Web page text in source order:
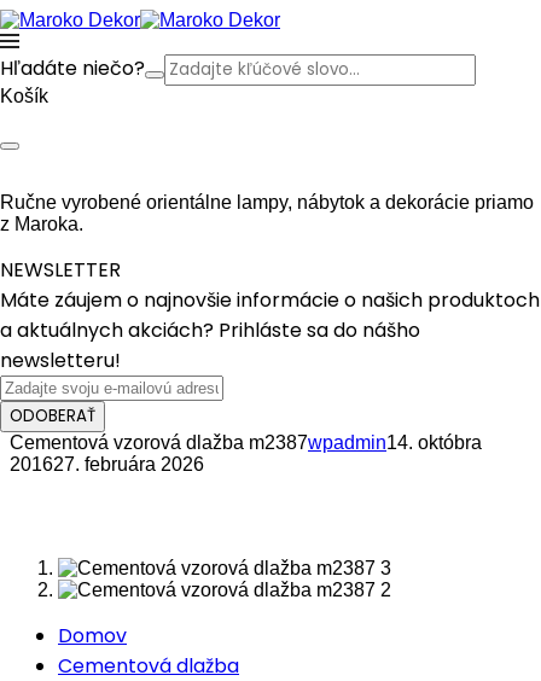
Hľadáte niečo?
Košík
Ručne vyrobené orientálne lampy, nábytok a dekorácie priamo
z Maroka.
NEWSLETTER
Máte záujem o najnovšie informácie o našich produktoch
a aktuálnych akciách? Prihláste sa do nášho
newsletteru!
ODOBERAŤ
Cementová vzorová dlažba m2387wpadmin14. októbra
201627. februára 2026
Domov
Cementová dlažba